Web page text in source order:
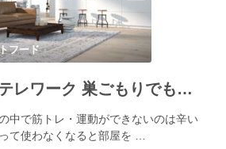
フード
自宅de筋トレ テレワーク 巣ごもりでも運動が楽しめるグッズ一覧 でも場所に邪魔にならないもの限定
中で筋トレ・運動ができないのは辛い
て使わなくなると部屋を …